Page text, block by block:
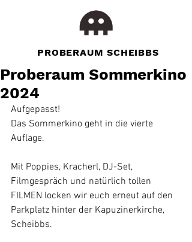
PROBERAUM SCHEIBBS
Proberaum Sommerkino
2024
Aufgepasst!
Das Sommerkino geht in die vierte
Auflage.
Mit Poppies, Kracherl, DJ-Set,
Filmgespräch und natürlich tollen
FILMEN locken wir euch erneut auf den
Parkplatz hinter der Kapuzinerkirche,
Scheibbs.